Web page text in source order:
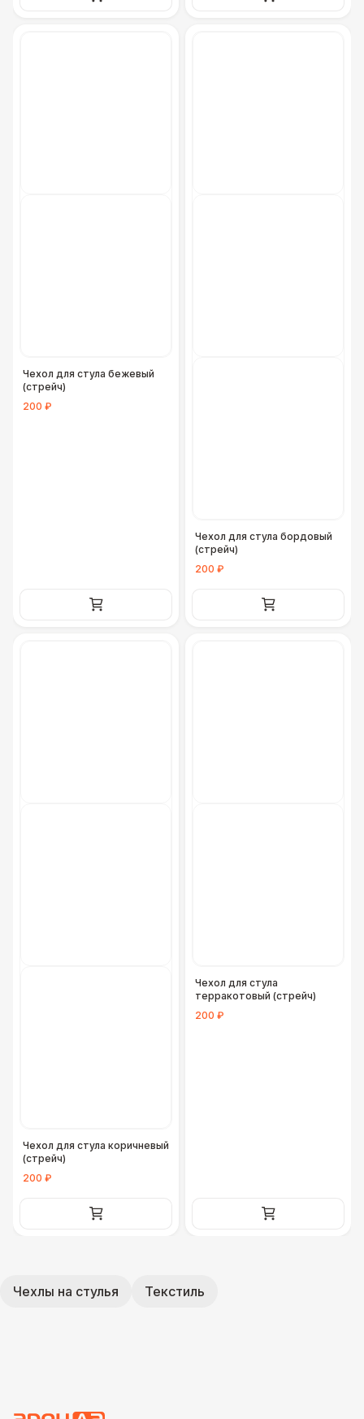
Чехол для стула бежевый
(стрейч)
200 ₽
Чехол для стула бордовый
(стрейч)
200 ₽
Чехол для стула коричневый
(стрейч)
200 ₽
Чехол для стула
терракотовый (стрейч)
200 ₽
Чехлы на стулья Текстиль